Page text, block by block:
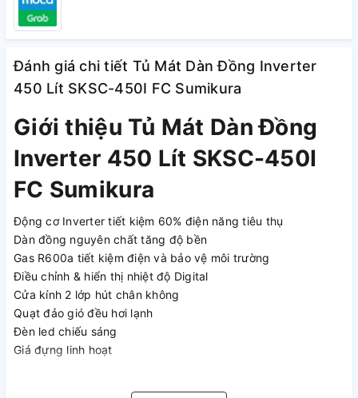
Đánh giá chi tiết Tủ Mát Dàn Đồng Inverter
450 Lít SKSC-450I FC Sumikura
Giới thiệu Tủ Mát Dàn Đồng
Inverter 450 Lít SKSC-450I
FC Sumikura
Động cơ Inverter tiết kiệm 60% điện năng tiêu thụ
Dàn đồng nguyên chất tăng độ bền
Gas R600a tiết kiệm điện và bảo vệ môi trường
Điều chỉnh & hiển thị nhiệt độ Digital
Cửa kính 2 lớp hút chân không
Quạt đảo gió đều hơi lạnh
Đèn led chiếu sáng
Giá đựng linh hoạt